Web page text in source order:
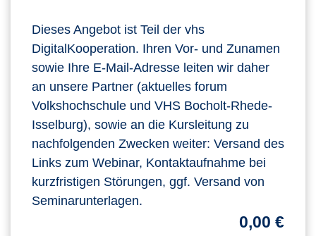
Dieses Angebot ist Teil der vhs
DigitalKooperation. Ihren Vor- und Zunamen
sowie Ihre E-Mail-Adresse leiten wir daher
an unsere Partner (aktuelles forum
Volkshochschule und VHS Bocholt-Rhede-
Isselburg), sowie an die Kursleitung zu
nachfolgenden Zwecken weiter: Versand des
Links zum Webinar, Kontaktaufnahme bei
kurzfristigen Störungen, ggf. Versand von
Seminarunterlagen.
0,00 €